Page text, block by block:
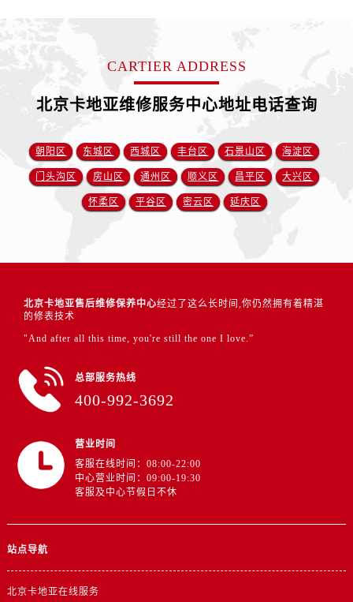
CARTIER ADDRESS
北京卡地亚维修服务中心地址电话查询
朝阳区 东城区 西城区 丰台区 石景山区 海淀区
门头沟区 房山区 通州区 顺义区 昌平区 大兴区
怀柔区 平谷区 密云区 延庆区
北京卡地亚售后维修保养中心经过了这么长时间,你仍然拥有着精湛
的修表技术
"And after all this time, you're still the one I love.”
总部服务热线
400-992-3692
营业时间
客服在线时间：08:00-22:00
中心营业时间：09:00-19:30
客服及中心节假日不休
站点导航
北京卡地亚在线服务